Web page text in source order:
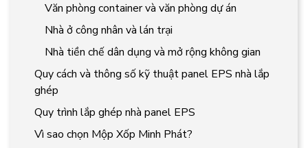
Văn phòng container và văn phòng dự án
Nhà ở công nhân và lán trại
Nhà tiền chế dân dụng và mở rộng không gian
Quy cách và thông số kỹ thuật panel EPS nhà lắp
ghép
Quy trình lắp ghép nhà panel EPS
Vì sao chọn Mộp Xốp Minh Phát?